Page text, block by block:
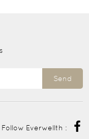
Send
Follow Everwellth :